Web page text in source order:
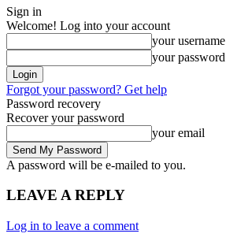
Sign in
Welcome! Log into your account
your username
your password
Forgot your password? Get help
Password recovery
Recover your password
your email
A password will be e-mailed to you.
LEAVE A REPLY
Log in to leave a comment